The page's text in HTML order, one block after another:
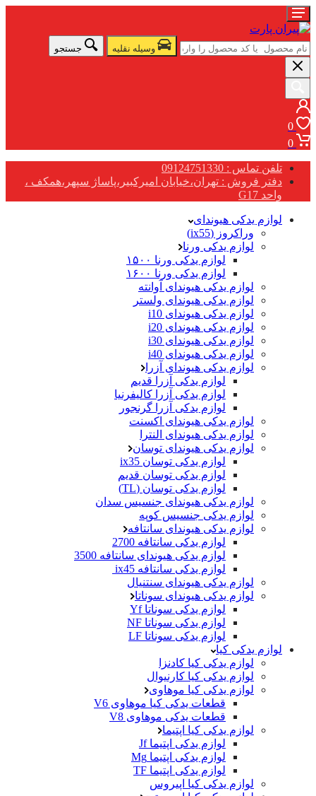
وسیله نقلیه جستجو
0
0
تلفن تماس : 09124751330
دفتر فروش : تهران،خیابان امیرکبیر،پاساژ سپهر،همکف ،
واحد G17
لوازم یدکی هیوندای
وراکروز (ix55)
لوازم یدکی ورنا
لوازم یدکی ورنا ۱۵۰۰
لوازم یدکی ورنا ۱۶۰۰
لوازم یدکی هیوندای آوانته
لوازم یدکی هیوندای ولستر
لوازم یدکی هیوندای i10
لوازم یدکی هیوندای i20
لوازم یدکی هیوندای i30
لوازم یدکی هیوندای i40
لوازم یدکی هیوندای آزرا
لوازم یدکی آزرا قدیم
لوازم یدکی آزرا کالیفرنیا
لوازم یدکی آزرا گرنجور
لوازم یدکی هیوندای اکسنت
لوازم یدکی هیوندای النترا
لوازم یدکی هیوندای توسان
لوازم یدکی توسان ix35
لوازم یدکی توسان قدیم
لوازم یدکی توسان (TL)
لوازم یدکی هیوندای جنسیس سدان
لوازم یدکی جنسیس کوپه
لوازم یدکی هیوندای سانتافه
لوازم یدکی سانتافه 2700
لوازم یدکی هیوندای سانتافه 3500
لوازم یدکی سانتافه ix45
لوازم یدکی هیوندای سنتنیال
لوازم یدکی هیوندای سوناتا
لوازم یدکی سوناتا Yf
لوازم یدکی سوناتا NF
لوازم یدکی سوناتا LF
لوازم یدکی کیا
لوازم یدکی کیا کادنزا
لوازم یدکی کیا کارنیوال
لوازم یدکی کیا موهاوی
قطعات یدکی کیا موهاوی V6
قطعات یدکی موهاوی V8
لوازم یدکی کیا اپتیما
لوازم یدکی اپتیما Jf
لوازم یدکی اپتیما Mg
لوازم یدکی اپتیما TF
لوازم یدکی کیا اپیروس